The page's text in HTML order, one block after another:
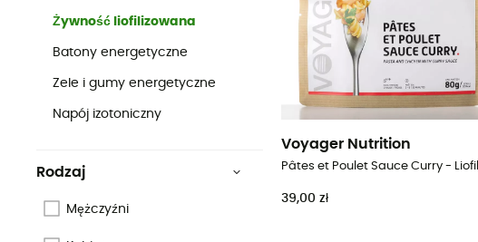
Żywność liofilizowana
Batony energetyczne
Zele i gumy energetyczne
Napój izotoniczny
Rodzaj
Mężczyźni
Voyager Nutrition
39,00 zł